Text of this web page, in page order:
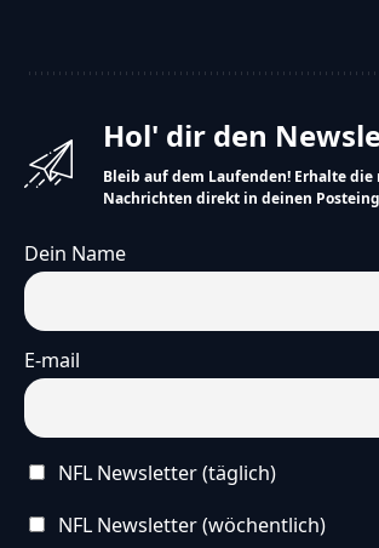
Hol' dir den
Bleib auf dem Laufenden! Erhalte die
Nachrichten direkt in deinen
Dein Name
E-mail
NFL Newsletter (täglich)
NFL Newsletter (wöchentlich)